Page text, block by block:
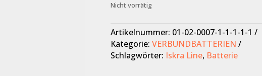
Nicht vorrätig
Artikelnummer: 01-02-0007-1-1-1-1-1
Kategorie: VERBUNDBATTERIEN
Schlagwörter: Iskra Line, Batterie